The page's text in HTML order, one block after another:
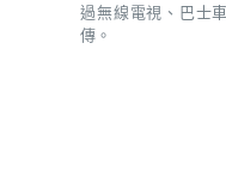
過無線電視、巴士
傳。